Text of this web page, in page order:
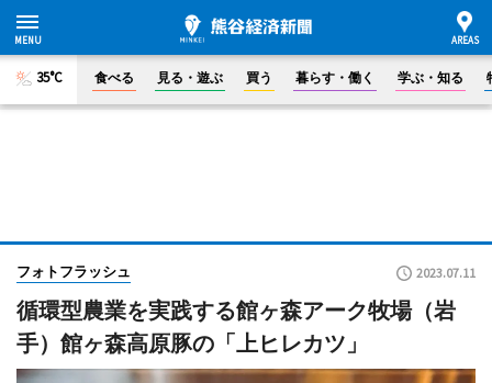
35°C 食べる 見る・遊ぶ 買う 暮らす・働く 学ぶ・知る
フォトフラッシュ 2023.07.11
循環型農業を実践する館ヶ森アーク牧場（岩
手）館ヶ森高原豚の「上ヒレカツ」